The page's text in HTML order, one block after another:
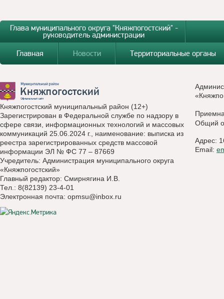
Глава муниципального округа "Княжпогостский" -
руководитель администрации
Главная
Новости Территориальные органы
Княжпогостский муниципальный район (12+)
Зарегистрирован в Федеральной службе по надзору в
сфере связи, информационных технологий и массовых
коммуникаций 25.06.2024 г., наименование: выписка из
реестра зарегистрированных средств массовой
информации ЭЛ № ФС 77 – 87669
Учредитель: Администрация муниципального округа
«Княжпогостский»
Главный редактор: Смирнягина И.В.
Тел.: 8(82139) 23-4-01
Электронная почта: opmsu@inbox.ru
Общий
Адрес:
Email: